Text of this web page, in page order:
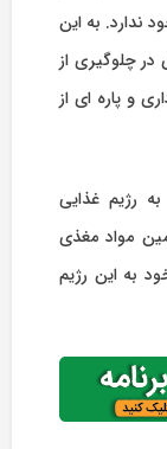
ندارد. به این
در چلوگیری از
و پاره ای از
رژیم غذایی
مواد مغذی
به این رژیم